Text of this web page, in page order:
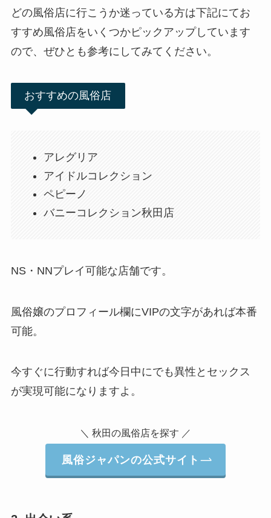
どの風俗店に行こうか迷っている方は下記にてお
すすめ風俗店をいくつかピックアップしています
ので、ぜひとも参考にしてみてください。
おすすめの風俗店
アレグリア
アイドルコレクション
ペピーノ
バニーコレクション秋田店
NS・NNプレイ可能な店舗です。
風俗嬢のプロフィール欄にVIPの文字があれば本番
可能。
今すぐに行動すれば今日中にでも異性とセックス
が実現可能になりますよ。
＼ 秋田の風俗店を探す ／
風俗ジャパンの公式サイト